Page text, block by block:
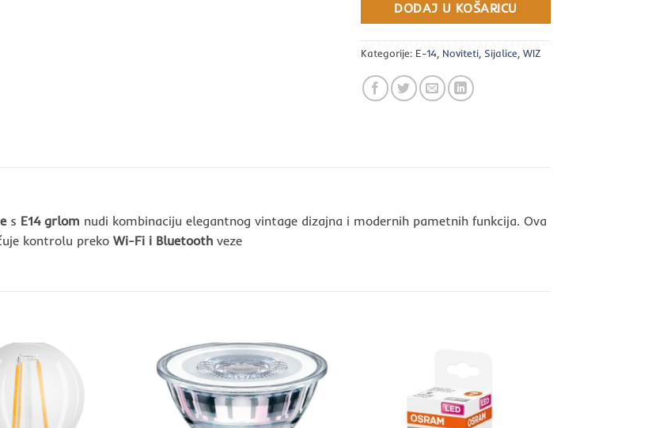
DODAJ U KOŠARICU
Kategorije: E-14, Noviteti, Sijalice, WIZ
s E14 grlom nudi kombinaciju elegantnog vintage dizajna i modernih pametnih funkcija. Ova
kontrolu preko Wi-Fi i Bluetooth veze